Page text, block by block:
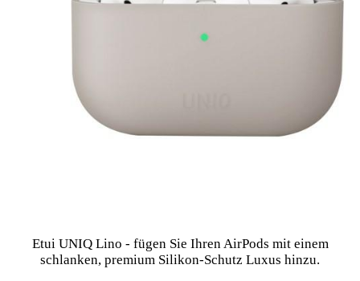
Etui UNIQ Lino - fügen Sie Ihren AirPods mit einem
schlanken, premium Silikon-Schutz Luxus hinzu.